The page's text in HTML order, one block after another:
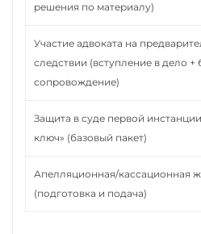
решения по материалу)
Участие адвоката на
следствии (вступление в дело +
сопровождение)
Защита в суде первой
ключ» (базовый пакет)
Апелляционная/кассационная
(подготовка и подача)